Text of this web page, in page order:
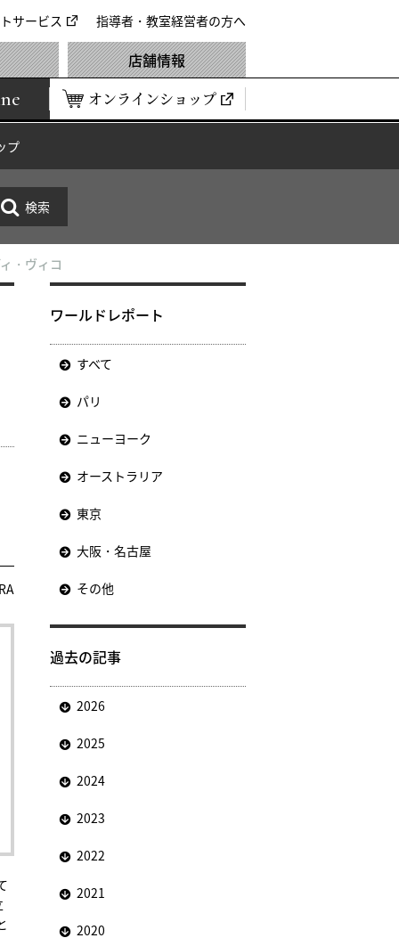
サービス 指導者・教室経営者の方へ
オンラインショップ
店舗情報
プ
・ヴィコ
ワールドレポート
すべて
パリ
ニューヨーク
オーストラリア
東京
大阪・名古屋
その他
過去の記事
2026
2025
2024
2023
2022
2021
2020